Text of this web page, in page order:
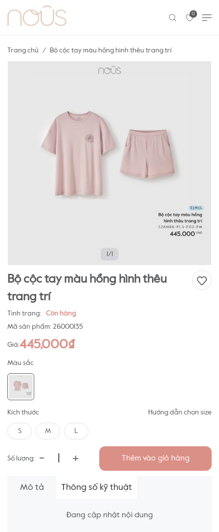
0
Trang chủ Bộ cộc tay màu hồng hình thêu trang trí
1/1
Bộ cộc tay màu hồng hình thêu
trang trí
Tình trạng:
Còn hàng
Mã sản phẩm: 26000135
Giá:445,000₫
Màu sắc
Kích thước Hướng dẫn chọn size
S M L
Số lượng: - + Thêm vào giỏ hàng
Mô tả Thông số kỹ thuật
Đang cập nhật nội dung